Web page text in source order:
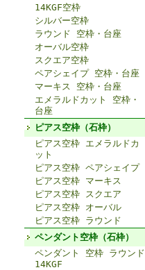
14KGF空枠
シルバー空枠
ラウンド 空枠・台座
オーバル空枠
スクエア空枠
ペアシェイプ 空枠・台座
マーキス 空枠・台座
エメラルドカット 空枠・
台座
ピアス空枠（石枠）
ピアス空枠 エメラルドカ
ット
ピアス空枠 ペアシェイプ
ピアス空枠 マーキス
ピアス空枠 スクエア
ピアス空枠 オーバル
ピアス空枠 ラウンド
ペンダント空枠（石枠）
ペンダント 空枠 ラウンド
14KGF